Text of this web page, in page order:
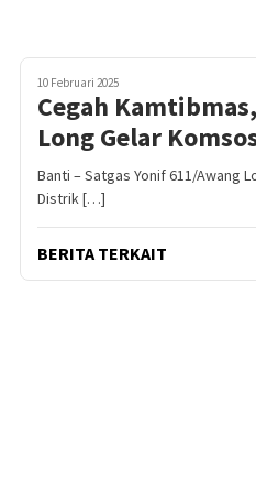
10 Februari 2025
Cegah
Long Gelar
Banti – Satgas Yonif 611/Awang
Distrik […]
BERITA TERKAIT